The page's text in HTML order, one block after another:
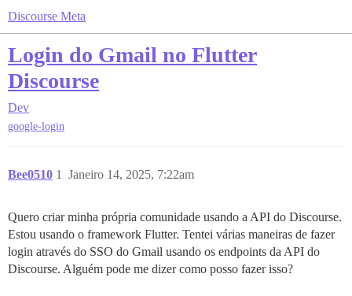
Discourse Meta
Login do Gmail no Flutter
Discourse
Dev
google-login
Bee0510 Janeiro 14, 2025, 7:22am
1
Quero criar minha própria comunidade usando a API do Discourse.
Estou usando o framework Flutter. Tentei várias maneiras de fazer
login através do SSO do Gmail usando os endpoints da API do
Discourse. Alguém pode me dizer como posso fazer isso?